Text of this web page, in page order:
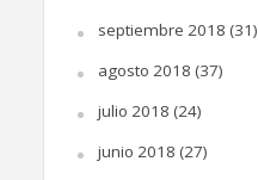
septiembre 2018 (31)
agosto 2018 (37)
julio 2018 (24)
junio 2018 (27)